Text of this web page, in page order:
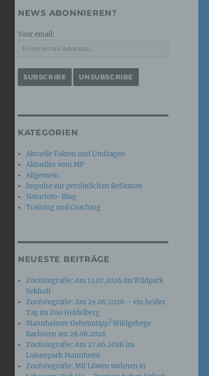
NEWS ABONNIEREN?
Your email:
KATEGORIEN
Aktuelle Fakten und Umfragen
Aktuelles vom MP
Allgemein
Impulse zur persönlichen Reflexion
Naturfoto-Blog
Training und Coaching
NEUESTE BEITRÄGE
Zoofotografie: Am 13.07.2026 im Wildpark
Eekholt
Zoofotografie: Am 29.06.2026 – ein heißer
Tag im Zoo Heidelberg
Mannheimer Geheimtipp? Wildgehege
Karlstern am 28.06.2026
Zoofotografie: Am 27.06.2026 im
Luisenpark Mannheim
Zoofotografie: Mit Löwen wohnen in